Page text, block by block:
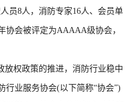
员8人，消防专家16人、会员单
协会被评定为AAAAA级协会，
权政策的推进，消防行业稳中
行业服务协会(以下简称“协会”)